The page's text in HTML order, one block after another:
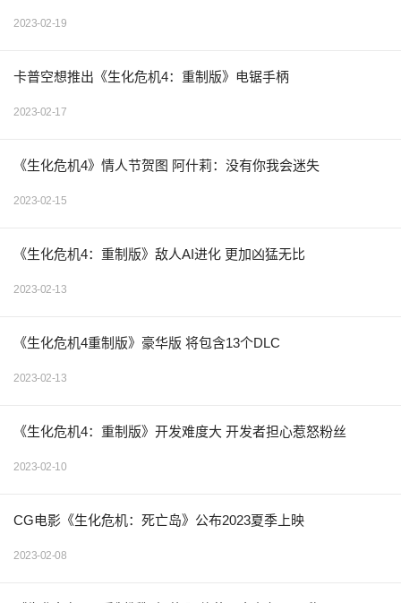
2023-02-19
卡普空想推出《生化危机4：重制版》电锯手柄
2023-02-17
《生化危机4》情人节贺图 阿什莉：没有你我会迷失
2023-02-15
《生化危机4：重制版》敌人AI进化 更加凶猛无比
2023-02-13
《生化危机4重制版》豪华版 将包含13个DLC
2023-02-13
《生化危机4：重制版》开发难度大 开发者担心惹怒粉丝
2023-02-10
CG电影《生化危机：死亡岛》公布2023夏季上映
2023-02-08